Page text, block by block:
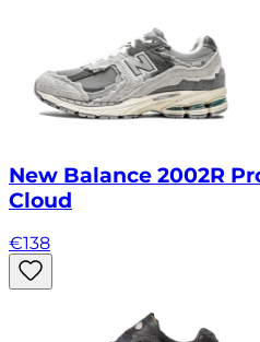
New Balance 2002R
Cloud
€138